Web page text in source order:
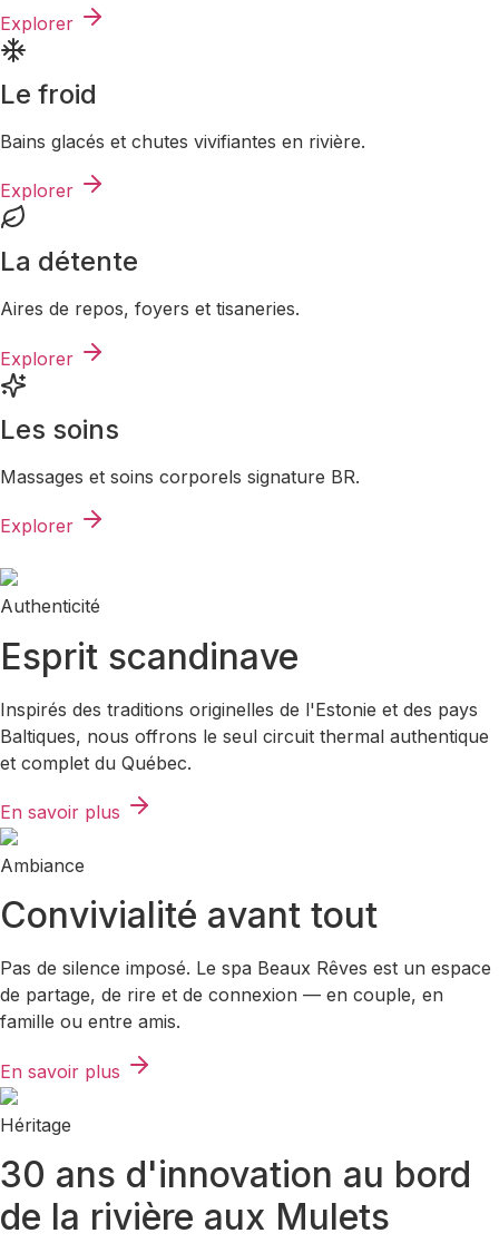
Explorer
Le froid
Bains glacés et chutes vivifiantes en rivière.
Explorer
La détente
Aires de repos, foyers et tisaneries.
Explorer
Les soins
Massages et soins corporels signature BR.
Explorer
Authenticité
Esprit scandinave
Inspirés des traditions originelles de l'Estonie et des pays
Baltiques, nous offrons le seul circuit thermal authentique
et complet du Québec.
En savoir plus
Ambiance
Convivialité avant tout
Pas de silence imposé. Le spa Beaux Rêves est un espace
de partage, de rire et de connexion — en couple, en
famille ou entre amis.
En savoir plus
Héritage
30 ans d'innovation au bord
de la rivière aux Mulets